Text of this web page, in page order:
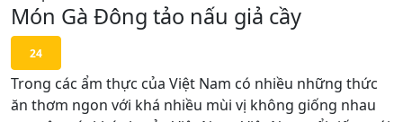
Món Gà Đông tảo nấu giả cầy
24
Trong các ẩm thực của Việt Nam có nhiều những thức
ăn thơm ngon với khá nhiều mùi vị không giống nhau